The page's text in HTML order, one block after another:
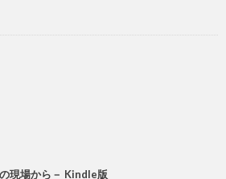
現場から－ Kindle版